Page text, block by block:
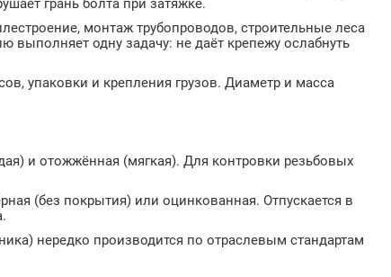
грань болта при затяжке.
монтаж трубопроводов, строительные леса
одну задачу: не даёт крепежу ослабнуть
упаковки и крепления грузов. Диаметр и масса
и отожжённая (мягкая). Для контровки резьбовых
(без покрытия) или оцинкованная. Отпускается в
нередко производится по отраслевым стандартам